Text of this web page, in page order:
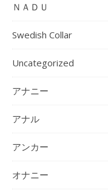
ＮＡＤＵ
Swedish Collar
Uncategorized
アナニー
アナル
アンカー
オナニー